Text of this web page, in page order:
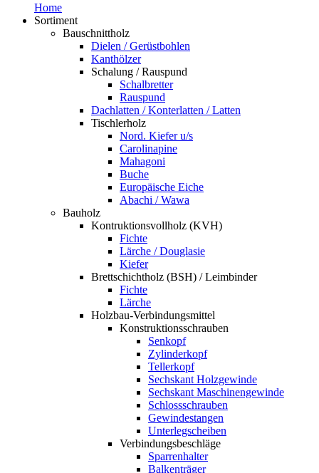
Home
Sortiment
Bauschnittholz
Dielen / Gerüstbohlen
Kanthölzer
Schalung / Rauspund
Schalbretter
Rauspund
Dachlatten / Konterlatten / Latten
Tischlerholz
Nord. Kiefer u/s
Carolinapine
Mahagoni
Buche
Europäische Eiche
Abachi / Wawa
Bauholz
Kontruktionsvollholz (KVH)
Fichte
Lärche / Douglasie
Kiefer
Brettschichtholz (BSH) / Leimbinder
Fichte
Lärche
Holzbau-Verbindungsmittel
Konstruktionsschrauben
Senkopf
Zylinderkopf
Tellerkopf
Sechskant Holzgewinde
Sechskant Maschinengewinde
Schlossschrauben
Gewindestangen
Unterlegscheiben
Verbindungsbeschläge
Sparrenhalter
Balkenträger